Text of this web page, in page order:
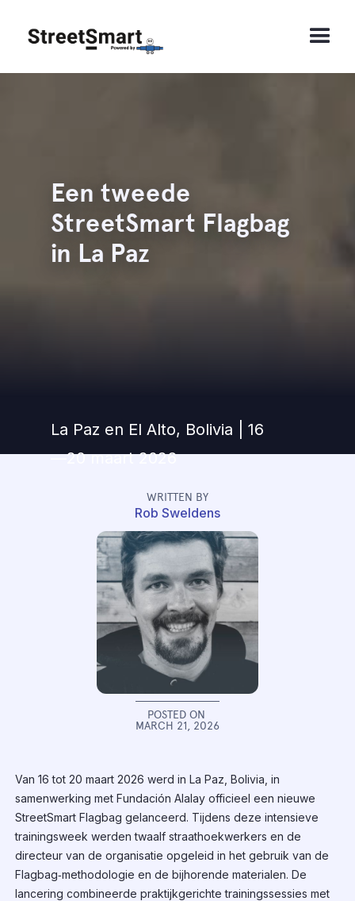
Een tweede
StreetSmart Flagbag
in La Paz
La Paz en El Alto, Bolivia | 16
—20 maart 2026
WRITTEN BY
Rob Sweldens
POSTED ON
MARCH 21, 2026
Van 16 tot 20 maart 2026 werd in La Paz, Bolivia, in
samenwerking met Fundación Alalay officieel een nieuwe
StreetSmart Flagbag gelanceerd. Tijdens deze intensieve
trainingsweek werden twaalf straathoekwerkers en de
directeur van de organisatie opgeleid in het gebruik van de
Flagbag‑methodologie en de bijhorende materialen. De
lancering combineerde praktijkgerichte trainingssessies met